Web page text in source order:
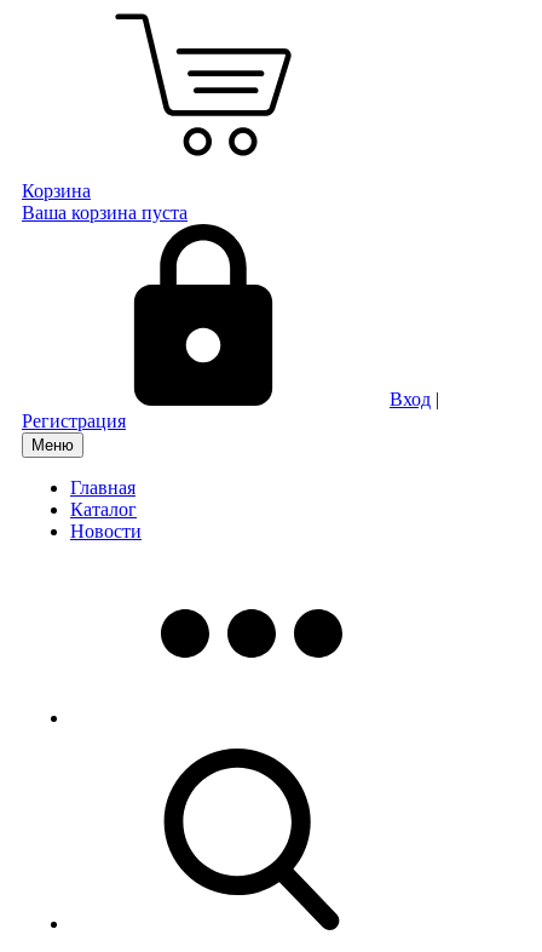
Корзина
Ваша корзина пуста
Вход |
Регистрация
Меню
Главная
Каталог
Новости